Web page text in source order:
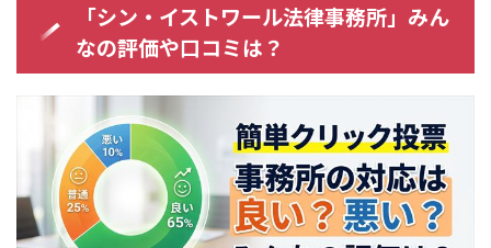
「シン・イストワール法律事務所」みん
なの評価や口コミは？